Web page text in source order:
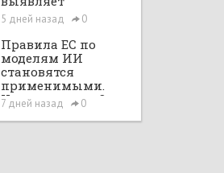
ключевые
причины
задержки
сообщения о
жестоком
обращении с
детьми
5 дней назад 0
Правила ЕС по
моделям ИИ
становятся
применимыми.
Что изменится?
7 дней назад 0